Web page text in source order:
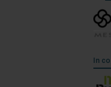
In